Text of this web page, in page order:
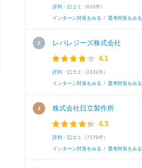
評判・口コミ （810件）
インターン対策をみる / 選考対策をみる
レバレジーズ株式会社
4.1
評判・口コミ （2331件）
インターン対策をみる / 選考対策をみる
株式会社日立製作所
4.3
評判・口コミ （7279件）
インターン対策をみる / 選考対策をみる